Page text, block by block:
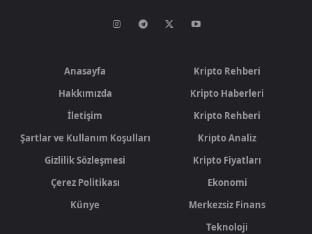
Anasayfa
Hakkımızda
İletişim
Şartlar ve Kullanım Koşulları
Gizlilik Sözleşmesi
Çerez Politikası
Künye
Kripto Rehberi
Kripto Haberleri
Kripto Rehberi
Kripto Analiz
Kripto Fiyatları
Ekonomi
Merkezsiz Finans
Teknoloji